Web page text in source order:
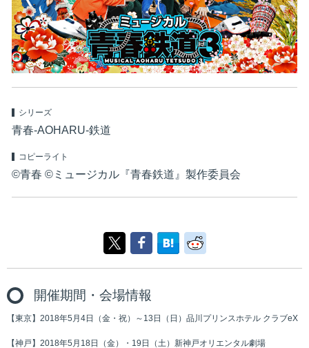
シリーズ
青春-AOHARU-鉄道
コピーライト
©青春 ©ミュージカル『青春鉄道』製作委員会
開催期間・会場情報
【東京】2018年5月4日（金・祝）～13日（日）品川プリンスホテル クラブeX
【神戸】2018年5月18日（金）・19日（土）新神戸オリエンタル劇場